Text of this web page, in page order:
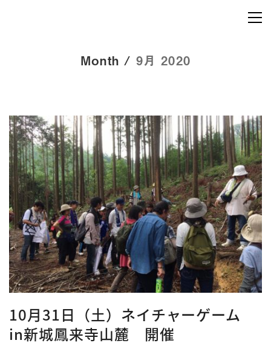
Month / 9月 2020
10月31日（土）ネイチャーゲーム
in新城鳳来寺山麓 開催